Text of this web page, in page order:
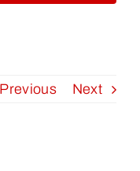
Previous Next